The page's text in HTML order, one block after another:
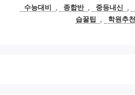
고
리
그
수능대비
, 종합반 , 중등내신 ,
습꿀팁
, 학원추천